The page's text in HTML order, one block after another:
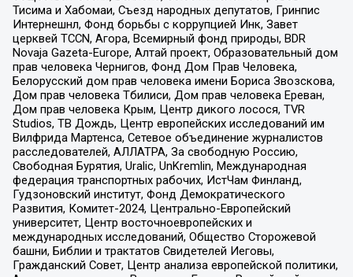
Тисима и Хабомаи, Съезд народных депутатов, Гринпис
Интернешнл, Фонд борьбы с коррупцией Инк, Завет
церквей TCCN, Агора, Всемирный фонд природы, BDR
Novaja Gazeta-Europe, Алтай проект, Образовательный дом
прав человека Чернигов, Фонд Дом Прав Человека,
Белорусский дом прав человека имени Бориса Звозскова,
Дом прав человека Тбилиси, Дом прав человека Ереван,
Дом прав человека Крым, Центр дикого лосося, TVR
Studios, ТВ Дождь, Центр европейских исследований им
Вилфрида Мартенса, Сетевое объединение журналистов
расследователей, АЛЛАТРА, За свободную Россию,
Свободная Бурятия, Uralic, UnKremlin, Международная
федерация транспортных рабочих, ИстЧам Финланд,
Гудзоновский институт, Фонд Демократического
Развития, Комитет-2024, Центрально-Европейский
университет, Центр восточноевропейских и
международных исследований, Общество Сторожевой
башни, Библии и трактатов Свидетелей Иеговы,
Гражданский Совет, Центр анализа европейской политики,